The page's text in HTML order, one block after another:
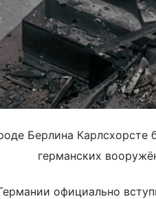
Берлина Карлсхорсте
германских
официально